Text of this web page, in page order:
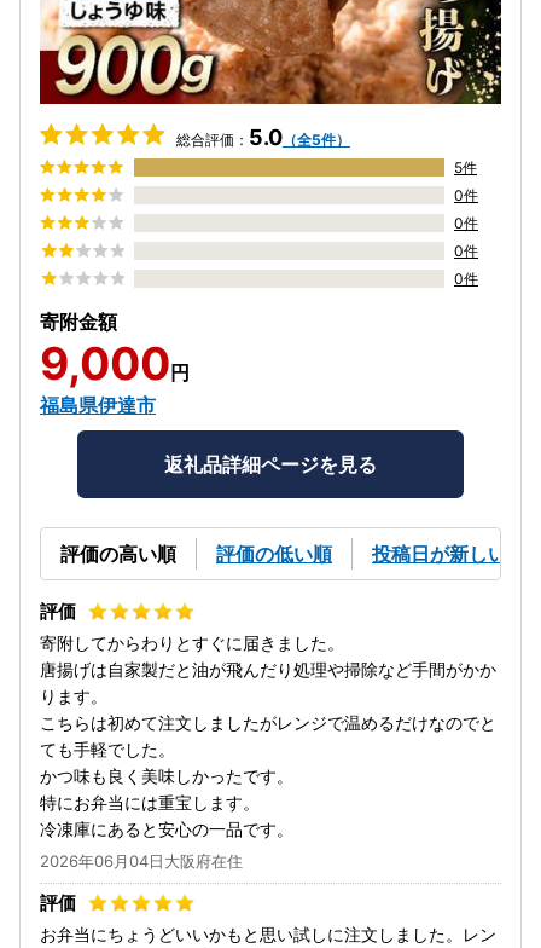
総合評価： 5.0 （全5件）
5件
0件
0件
0件
0件
寄附金額
9,000円
福島県伊達市
返礼品詳細ページを見る
評価の高い順 評価の低い順 投稿日が新しい順
寄附してからわりとすぐに届きました。
唐揚げは自家製だと油が飛んだり処理や掃除など手間がかか
ります。
こちらは初めて注文しましたがレンジで温めるだけなのでと
ても手軽でした。
かつ味も良く美味しかったです。
特にお弁当には重宝します。
冷凍庫にあると安心の一品です。
2026年06月04日大阪府在住
お弁当にちょうどいいかもと思い試しに注文しました。レン